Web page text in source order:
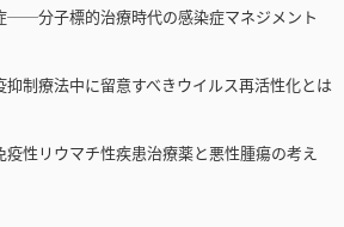
──分子標的治療時代の感染症マネジメント
制療法中に留意すべきウイルス再活性化とは
性リウマチ性疾患治療薬と悪性腫瘍の考え